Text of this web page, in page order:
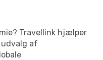
Travellink hjælper
af